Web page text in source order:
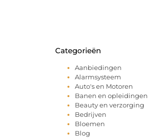
Categorieën
Aanbiedingen
Alarmsysteem
Auto's en Motoren
Banen en opleidingen
Beauty en verzorging
Bedrijven
Bloemen
Blog